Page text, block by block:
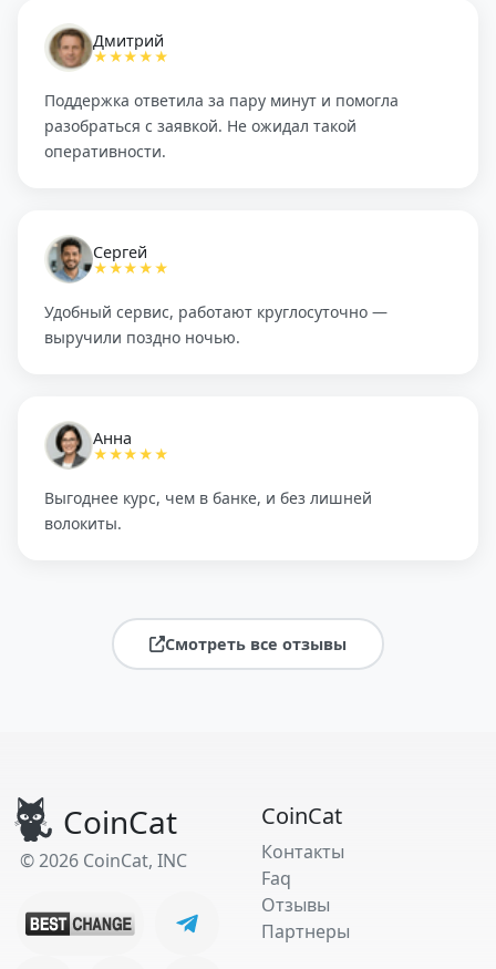
Дмитрий
★★★★★
Поддержка ответила за пару минут и помогла
разобраться с заявкой. Не ожидал такой
оперативности.
Сергей
★★★★★
Удобный сервис, работают круглосуточно —
выручили поздно ночью.
Анна
★★★★★
Выгоднее курс, чем в банке, и без лишней
волокиты.
Смотреть все отзывы
CoinCat
© 2026 CoinCat, INC
CoinCat
Контакты
Faq
Отзывы
Партнеры